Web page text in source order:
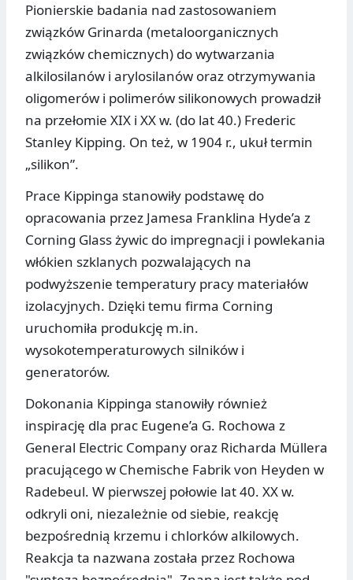
Pionierskie badania nad zastosowaniem
związków Grinarda (metaloorganicznych
związków chemicznych) do wytwarzania
alkilosilanów i arylosilanów oraz otrzymywania
oligomerów i polimerów silikonowych prowadził
na przełomie XIX i XX w. (do lat 40.) Frederic
Stanley Kipping. On też, w 1904 r., ukuł termin
„silikon”.
Prace Kippinga stanowiły podstawę do
opracowania przez Jamesa Franklina Hyde’a z
Corning Glass żywic do impregnacji i powlekania
włókien szklanych pozwalających na
podwyższenie temperatury pracy materiałów
izolacyjnych. Dzięki temu firma Corning
uruchomiła produkcję m.in.
wysokotemperaturowych silników i
generatorów.
Dokonania Kippinga stanowiły również
inspirację dla prac Eugene’a G. Rochowa z
General Electric Company oraz Richarda Müllera
pracującego w Chemische Fabrik von Heyden w
Radebeul. W pierwszej połowie lat 40. XX w.
odkryli oni, niezależnie od siebie, reakcję
bezpośrednią krzemu i chlorków alkilowych.
Reakcja ta nazwana została przez Rochowa